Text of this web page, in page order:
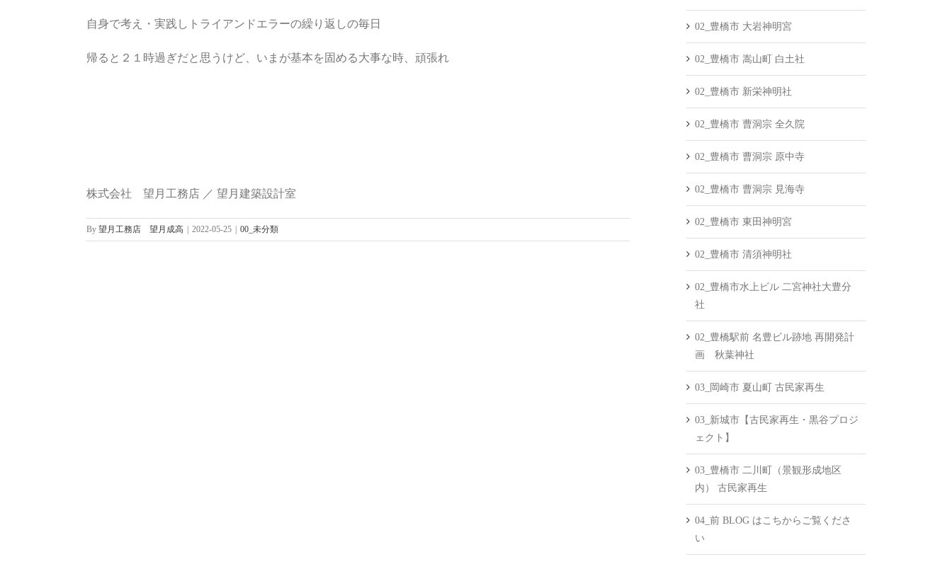
自身で考え・実践しトライアンドエラーの繰り返しの毎日
帰ると２１時過ぎだと思うけど、いまが基本を固める大事な時、頑張れ
株式会社 望月工務店 ／ 望月建築設計室
By 望月工務店 望月成高 | 2022-05-25 | 00_未分類
02_豊橋市 大岩神明宮
02_豊橋市 嵩山町 白土社
02_豊橋市 新栄神明社
02_豊橋市 曹洞宗 全久院
02_豊橋市 曹洞宗 原中寺
02_豊橋市 曹洞宗 見海寺
02_豊橋市 東田神明宮
02_豊橋市 清須神明社
02_豊橋市水上ビル 二宮神社大豊分
社
02_豊橋駅前 名豊ビル跡地 再開発計
画 秋葉神社
03_岡崎市 夏山町 古民家再生
03_新城市【古民家再生・黒谷プロジ
ェクト】
03_豊橋市 二川町（景観形成地区
内） 古民家再生
04_前 BLOG はこちからご覧くださ
い